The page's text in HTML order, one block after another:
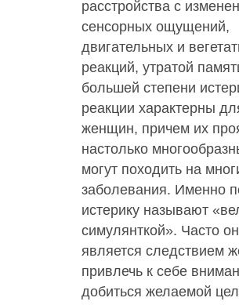
расстройства с
сенсорных ощущений,
двигательных и
реакций, утратой
большей степени
реакции характерны
женщин, причем их
настолько
могут походить на
заболевания. Именно
истерику называют
симулянткой». Часто
является следствием
привлечь к себе
добиться желаемой